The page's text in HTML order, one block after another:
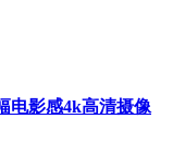
电影感4k高清摄像